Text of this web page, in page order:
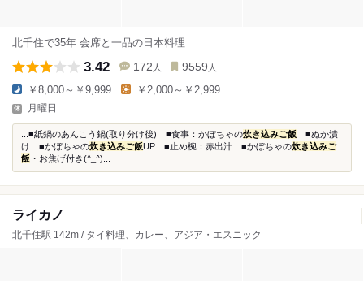
北千住で35年 会席と一品の日本料理
3.42 172 人 9559 人
￥8,000～￥9,999 ￥2,000～￥2,999
月曜日
...■紙鍋のあんこう鍋(取り分け後) ■食事：かぼちゃの炊き込みご飯 ■ぬか漬
け ■かぼちゃの炊き込みご飯UP ■止め椀：赤出汁 ■かぼちゃの炊き込みご
飯 ・お焦げ付き(^_^)...
ライカノ
北千住駅 142m / タイ料理、カレー、アジア・エスニック